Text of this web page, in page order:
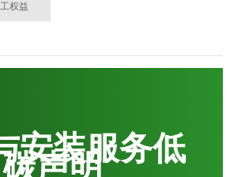
权益
安装服务低
碳声明